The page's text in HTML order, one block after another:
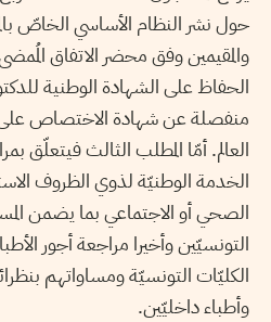
حول نشر النظام الأساسي الخاصّ
الحفاظ على الشهادة الوطنية
منفصلة عن شهادة الاختصاص على
العالم. أمّا المطلب الثالث فيتعلّق
الخدمة الوطنيّة لذوي الظروف
الصحي أو الاجتماعي بما يضمن
التونسيّين وأخيرا مراجعة أجور
الكليّات التونسيّة ومساواتهم
وأطباء داخليّين.